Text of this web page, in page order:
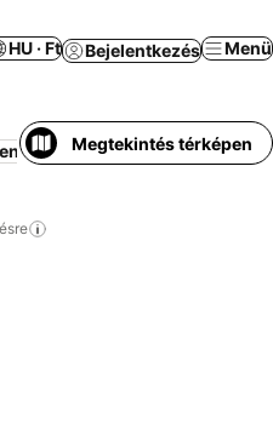
HU · Ft Bejelentkezés Menü
Félpanzió Bed and
Megtekintés térképen